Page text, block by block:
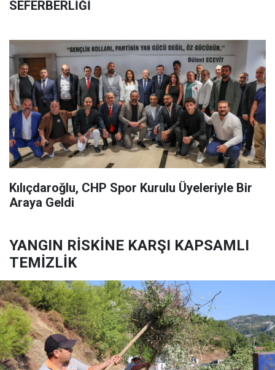
SEFERBERLİĞİ
Kılıçdaroğlu, CHP Spor Kurulu Üyeleriyle Bir
Araya Geldi
YANGIN RİSKİNE KARŞI KAPSAMLI
TEMİZLİK